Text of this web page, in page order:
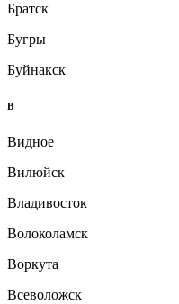
Братск
Бугры
Буйнакск
В
Видное
Вилюйск
Владивосток
Волоколамск
Воркута
Всеволожск